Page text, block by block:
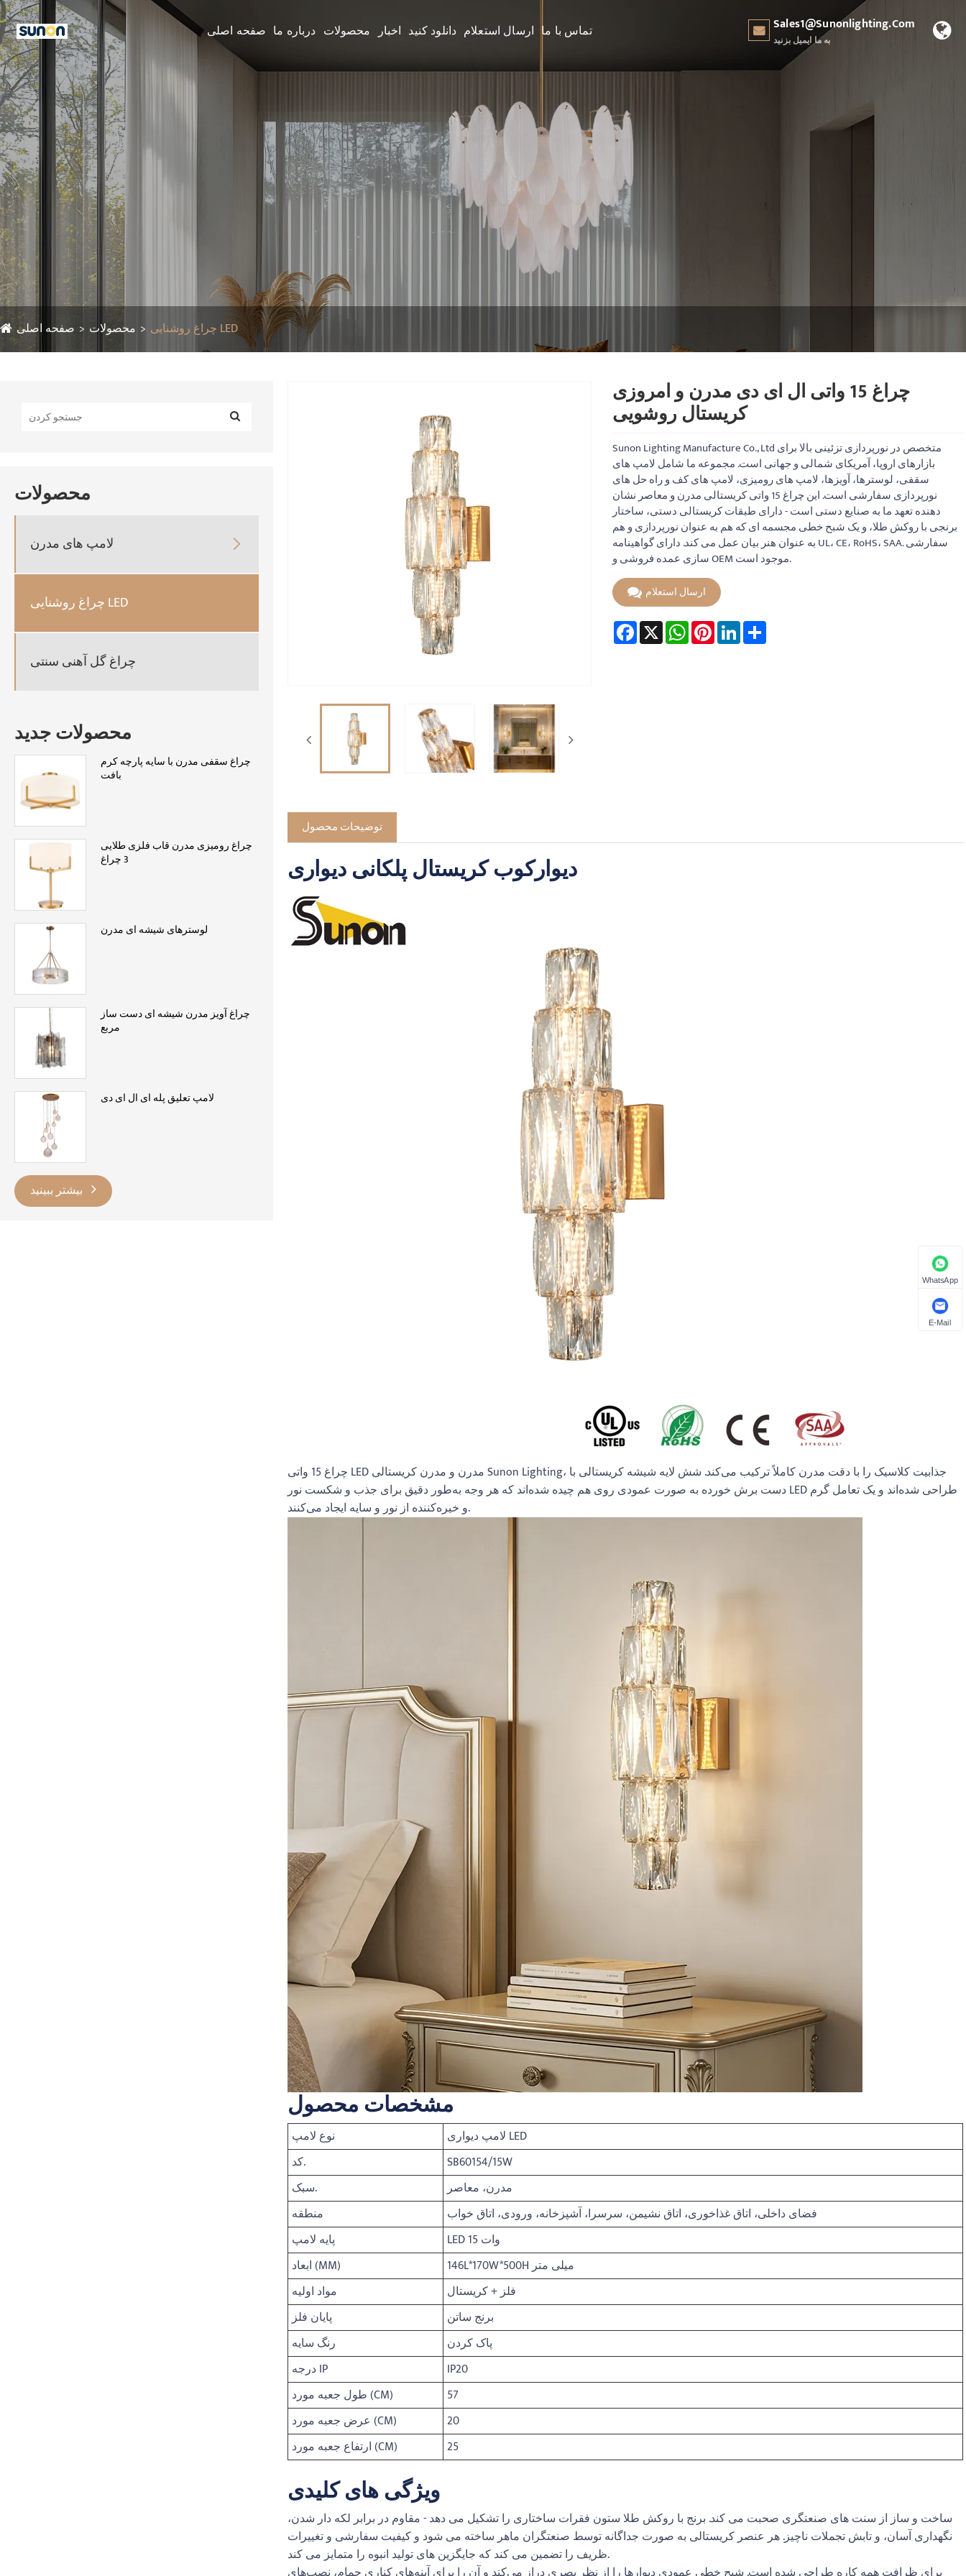
صفحه اصلی درباره ما محصولات اخبار دانلود کنید ارسال استعلام تماس با ما Sales1@sunonlighting.com
به ما ایمیل بزنید
صفحه اصلی محصولات چراغ روشنایی LED
محصولات
لامپ های مدرن 
چراغ روشنایی LED
چراغ گل آهنی سنتی
محصولات جدید
چراغ سقفی مدرن با سایه پارچه کرم
بافت
چراغ رومیزی مدرن قاب فلزی طلایی
3 چراغ
لوسترهای شیشه ای مدرن
چراغ آویز مدرن شیشه ای دست ساز
مربع
لامپ تعلیق پله ای ال ای دی
چراغ 15 واتی ال ای دی مدرن و امروزی
کریستال روشویی
Sunon Lighting Manufacture Co., Ltd متخصص در نورپردازی تزئینی بالا برای
بازارهای اروپا، آمریکای شمالی و جهانی است. مجموعه ما شامل لامپ های
سقفی، لوسترها، آویزها، لامپ های رومیزی، لامپ های کف و راه حل های
نورپردازی سفارشی است. این چراغ 15 واتی کریستالی مدرن و معاصر نشان
دهنده تعهد ما به صنایع دستی است - دارای طبقات کریستالی دستی، ساختار
برنجی با روکش طلا، و یک شبح خطی مجسمه ای که هم به عنوان نورپردازی و هم
به عنوان هنر بیان عمل می کند. دارای گواهینامه UL، CE، RoHS، SAA. سفارشی
سازی عمده فروشی و OEM موجود است.
ارسال استعلام
Facebook
X WhatsAppPinterestLinkedInShare
توضیحات محصول
دیوارکوب کریستال پلکانی دیواری
چراغ 15 واتی LED مدرن و مدرن کریستالی Sunon Lighting، جذابیت کلاسیک را با دقت مدرن کاملاً ترکیب می‌کند. شش لایه شیشه کریستالی با
دست برش خورده به صورت عمودی روی هم چیده شده‌اند که هر وجه به‌طور دقیق برای جذب و شکست نور LED طراحی شده‌اند و یک تعامل گرم
و خیره‌کننده از نور و سایه ایجاد می‌کنند.
مشخصات محصول
نوع لامپ
لامپ دیواری LED
کد.
SB60154/15W
سبک.
منطقه
فضای داخلی، اتاق غذاخوری، اتاق نشیمن، سرسرا، آشپزخانه، ورودی، اتاق خواب
پایه لامپ
LED 15 وات
ابعاد (MM)
146L*170W*500H میلی متر
مواد اولیه
فلز + کریستال
پایان فلز
برنج ساتن
رنگ سایه
پاک کردن
درجه IP
IP20
طول جعبه مورد (CM)
57
عرض جعبه مورد (CM)
20
ارتفاع جعبه مورد (CM)
25
ویژگی های کلیدی
ساخت و ساز از سنت های صنعتگری صحبت می کند. برنج با روکش طلا ستون فقرات ساختاری را تشکیل می دهد - مقاوم در برابر لکه دار شدن،
نگهداری آسان، و تابش تجملات ناچیز. هر عنصر کریستالی به صورت جداگانه توسط صنعتگران ماهر ساخته می شود و کیفیت سفارشی و تغییرات
ظریف را تضمین می کند که جایگزین های تولید انبوه را متمایز می کند.
WhatsApp
E-Mail